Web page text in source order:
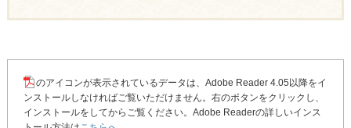
のアイコンが表示されているデータは、Adobe Reader 4.05以降をイ
ンストールしなければご覧いただけません。右のボタンをクリックし、
インストールをしてからご覧ください。Adobe Readerの詳しいインス